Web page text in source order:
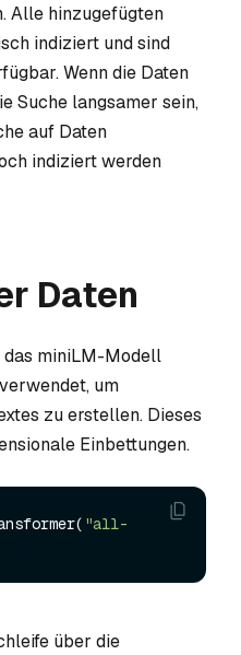
Alle hinzugefügten
indiziert und sind
Wenn die Daten
Suche langsamer sein,
auf Daten
indiziert werden
Daten
das miniLM-Modell
um
zu erstellen. Dieses
Einbettungen.
"all-
über die